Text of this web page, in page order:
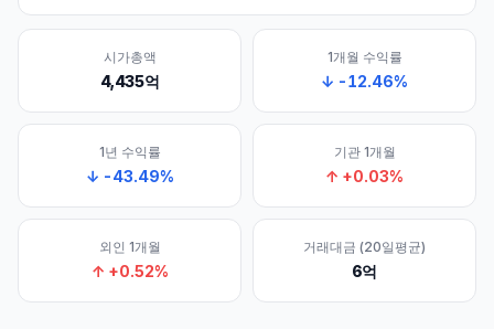
시가총액
4,435억
1개월 수익률
↓ -12.46%
1년 수익률
↓ -43.49%
기관 1개월
↑ +0.03%
외인 1개월
↑ +0.52%
거래대금 (20일평균)
6억